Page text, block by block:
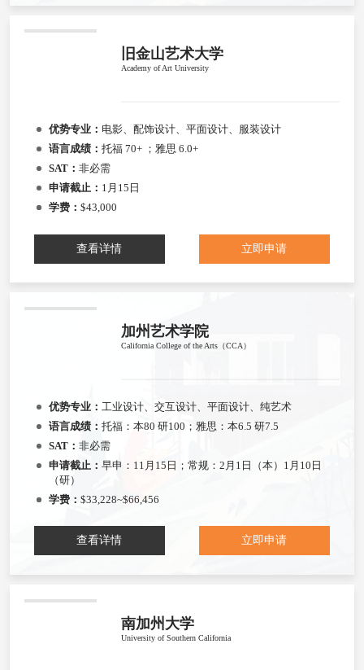
旧金山艺术大学
Academy of Art University
优势专业： 电影、配饰设计、平面设计、服装设计
语言成绩： 托福 70+ ；雅思 6.0+
SAT： 非必需
申请截止： 1月15日
学费： $43,000
查看详情 立即申请
加州艺术学院
California College of the Arts（CCA）
优势专业： 工业设计、交互设计、平面设计、纯艺术
语言成绩： 托福：本80 研100；雅思：本6.5 研7.5
SAT： 非必需
申请截止： 早申：11月15日；常规：2月1日（本）1月10日
（研）
学费： $33,228~$66,456
查看详情 立即申请
南加州大学
University of Southern California